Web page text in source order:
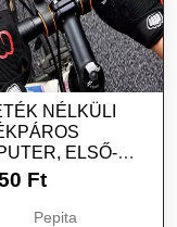
NÉLKÜLI
ELSŐ-
LED
Ft
Pepita